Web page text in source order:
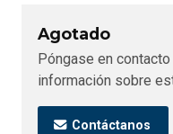
Agotado
Póngase en
información sobre
Contáctanos